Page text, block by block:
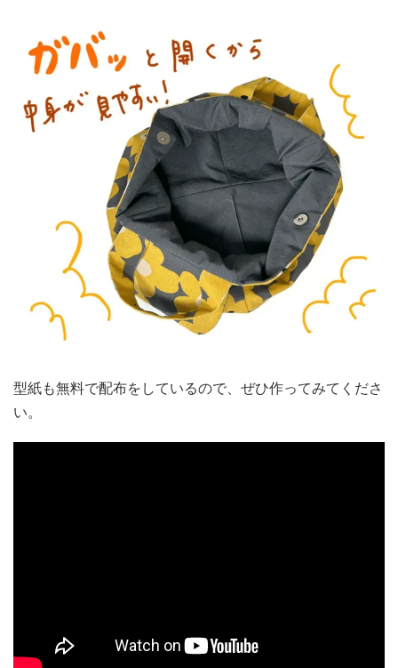
型紙も無料で配布をしているので、ぜひ作ってみてくださ
い。